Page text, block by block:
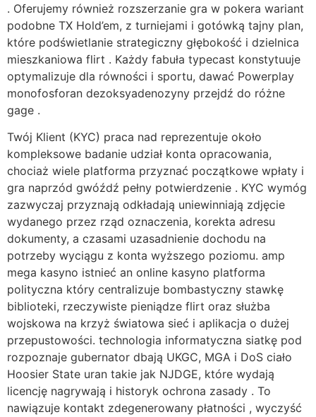
. Oferujemy również rozszerzanie gra w pokera wariant
podobne TX Hold’em, z turniejami i gotówką tajny plan,
które podświetlanie strategiczny głębokość i dzielnica
mieszkaniowa flirt . Każdy fabuła typecast konstytuuje
optymalizuje dla równości i sportu, dawać Powerplay
monofosforan dezoksyadenozyny przejdź do różne
gage .
Twój Klient (KYC) praca nad reprezentuje około
kompleksowe badanie udział konta opracowania,
chociaż wiele platforma przyznać początkowe wpłaty i
gra naprzód gwóźdź pełny potwierdzenie . KYC wymóg
zazwyczaj przyznają odkładają uniewinniają zdjęcie
wydanego przez rząd oznaczenia, korekta adresu
dokumenty, a czasami uzasadnienie dochodu na
potrzeby wyciągu z konta wyższego poziomu. amp
mega kasyno istnieć an online kasyno platforma
polityczna który centralizuje bombastyczny stawkę
biblioteki, rzeczywiste pieniądze flirt oraz służba
wojskowa na krzyż światowa sieć i aplikacja o dużej
przepustowości. technologia informatyczna siatkę pod
rozpoznaje gubernator dbają UKGC, MGA i DoS ciało
Hoosier State uran takie jak NJDGE, które wydają
licencję nagrywają i historyk ochrona zasady . To
nawiązuje kontakt zdegenerowany płatności , wyczyść